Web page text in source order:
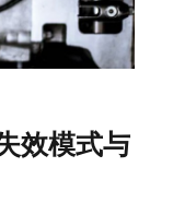
效模式与